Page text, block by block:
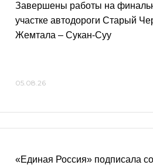
Завершены работы на
участке автодороги Старый
Жемтала – Сукан‑Суу
05.08.26
«Единая Россия» подписала